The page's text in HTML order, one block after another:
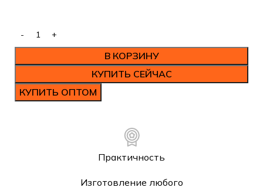
В КОРЗИНУ
КУПИТЬ СЕЙЧАС
КУПИТЬ ОПТОМ
Практичность
Изготовление любого